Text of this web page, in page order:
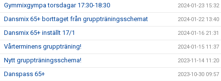
Gymmixgympa torsdagar 17:30-18:30 2024-01-23 15:32
Dansmix 65+ borttaget från gruppträningsschemat 2024-01-22 13:40
Dansmix 65+ inställt 17/1 2024-01-16 21:31
Vårterminens gruppträning! 2024-01-15 11:37
Nytt gruppträningsschema! 2023-11-14 11:20
Danspass 65+ 2023-10-30 09:57